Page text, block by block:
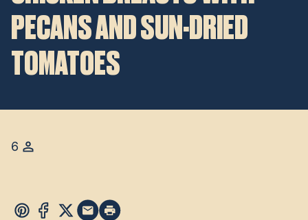
PECANS AND SUN-DRIED
TOMATOES
6